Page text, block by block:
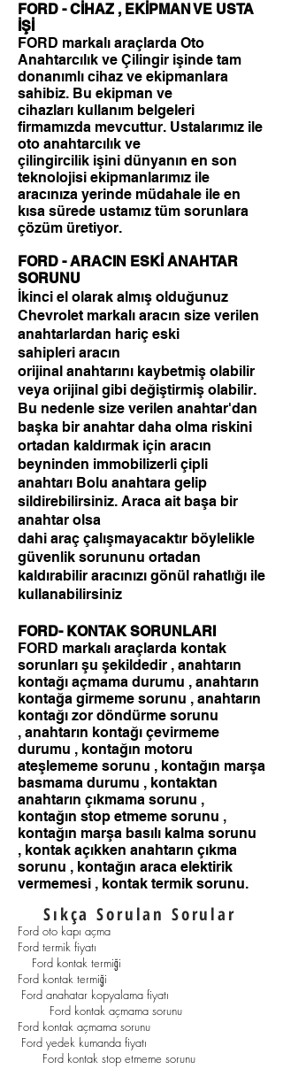
FORD - CİHAZ , EKİPMAN VE USTA
İŞİ
FORD markalı araçlarda Oto
Anahtarcılık ve Çilingir işinde tam
donanımlı cihaz ve ekipmanlara
sahibiz. Bu ekipman ve
cihazları kullanım belgeleri
firmamızda mevcuttur. Ustalarımız ile
oto anahtarcılık ve
çilingircilik işini dünyanın en son
teknolojisi ekipmanlarımız ile
aracınıza yerinde müdahale ile en
kısa sürede ustamız tüm sorunlara
çözüm üretiyor.
FORD - ARACIN ESKİ ANAHTAR
SORUNU
İkinci el olarak almış olduğunuz
Chevrolet markalı aracın size verilen
anahtarlardan hariç eski
sahipleri aracın
orijinal anahtarını kaybetmiş olabilir
veya orijinal gibi değiştirmiş olabilir.
Bu nedenle size verilen anahtar'dan
başka bir anahtar daha olma riskini
ortadan kaldırmak için aracın
beyninden immobilizerli çipli
anahtarı Bolu anahtara gelip
sildirebilirsiniz. Araca ait başa bir
anahtar olsa
dahi araç çalışmayacaktır böylelikle
güvenlik sorununu ortadan
kaldırabilir aracınızı gönül rahatlığı ile
kullanabilirsiniz
FORD- KONTAK SORUNLARI
FORD markalı araçlarda kontak
sorunları şu şekildedir , anahtarın
kontağı açmama durumu , anahtarın
kontağa girmeme sorunu , anahtarın
kontağı zor döndürme sorunu
, anahtarın kontağı çevirmeme
durumu , kontağın motoru
ateşlememe sorunu , kontağın marşa
basmama durumu , kontaktan
anahtarın çıkmama sorunu ,
kontağın stop etmeme sorunu ,
kontağın marşa basılı kalma sorunu
, kontak açıkken anahtarın çıkma
sorunu , kontağın araca elektirik
vermemesi , kontak termik sorunu.
Sıkça Sorulan Sorular
Ford oto kapı açma
Ford termik fiyatı
Ford kontak termiği
Ford kontak termiği
Ford anahatar kopyalama fiyatı
Ford kontak açmama sorunu
Ford kontak açmama sorunu
Ford yedek kumanda fiyatı
Ford kontak stop etmeme sorunu